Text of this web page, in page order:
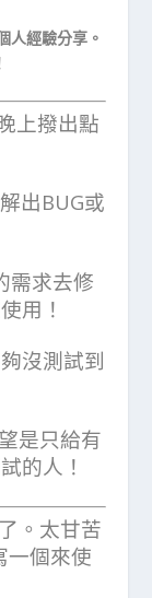
人經驗分享。
上撥出點
出BUG或
需求去修
用！
沒測試到
是只給有
的人！
。太甘苦
一個來使